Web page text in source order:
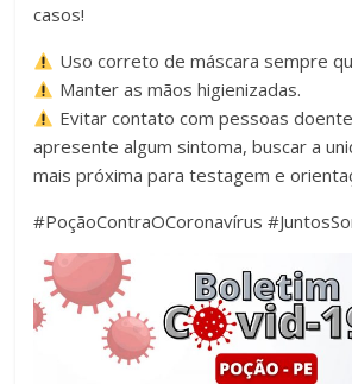
casos!
Uso correto de máscara sempre
Manter as mãos higienizadas.
Evitar contato com pessoas
apresente algum sintoma, buscar a
mais próxima para testagem e
#PoçãoContraOCoronavírus